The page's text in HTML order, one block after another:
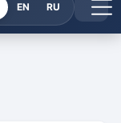
EN RU